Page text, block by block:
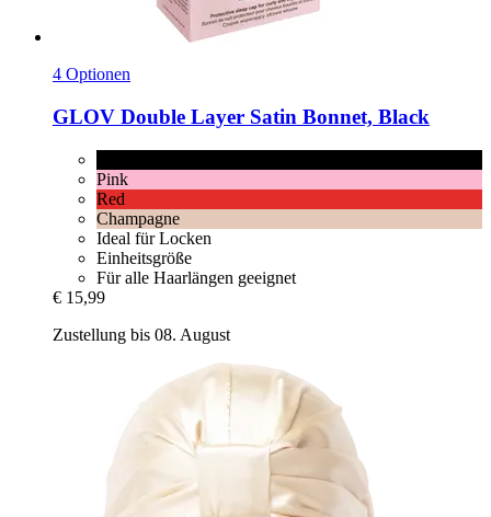
4 Optionen
GLOV Double Layer Satin Bonnet, Black
Pink
Red
Champagne
Ideal für Locken
Einheitsgröße
Für alle Haarlängen geeignet
€ 15,99
Zustellung bis 08. August